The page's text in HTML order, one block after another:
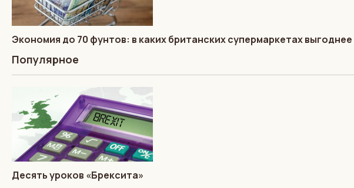
Экономия до 70 фунтов: в каких британских супермаркетах
Популярное
Десять уроков «Брексита»